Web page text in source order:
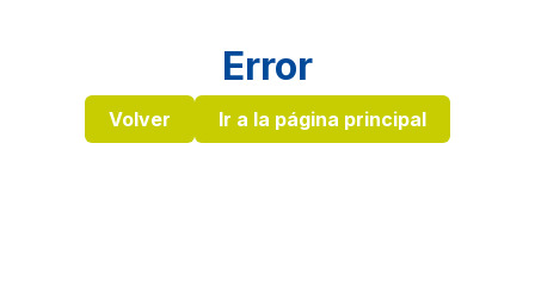
Error
Volver Ir a la página principal